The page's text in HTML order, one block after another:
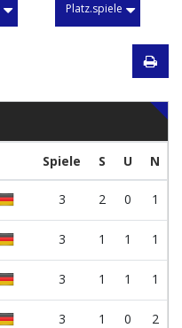
Platz.spiele
Spiele S U N
3 2 0 1
3 1 1 1
3 1 1 1
3 1 0 2